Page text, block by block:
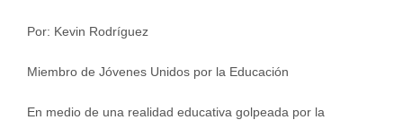
Por: Kevin Rodríguez
Miembro de Jóvenes Unidos por la Educación
En medio de una realidad educativa golpeada por la